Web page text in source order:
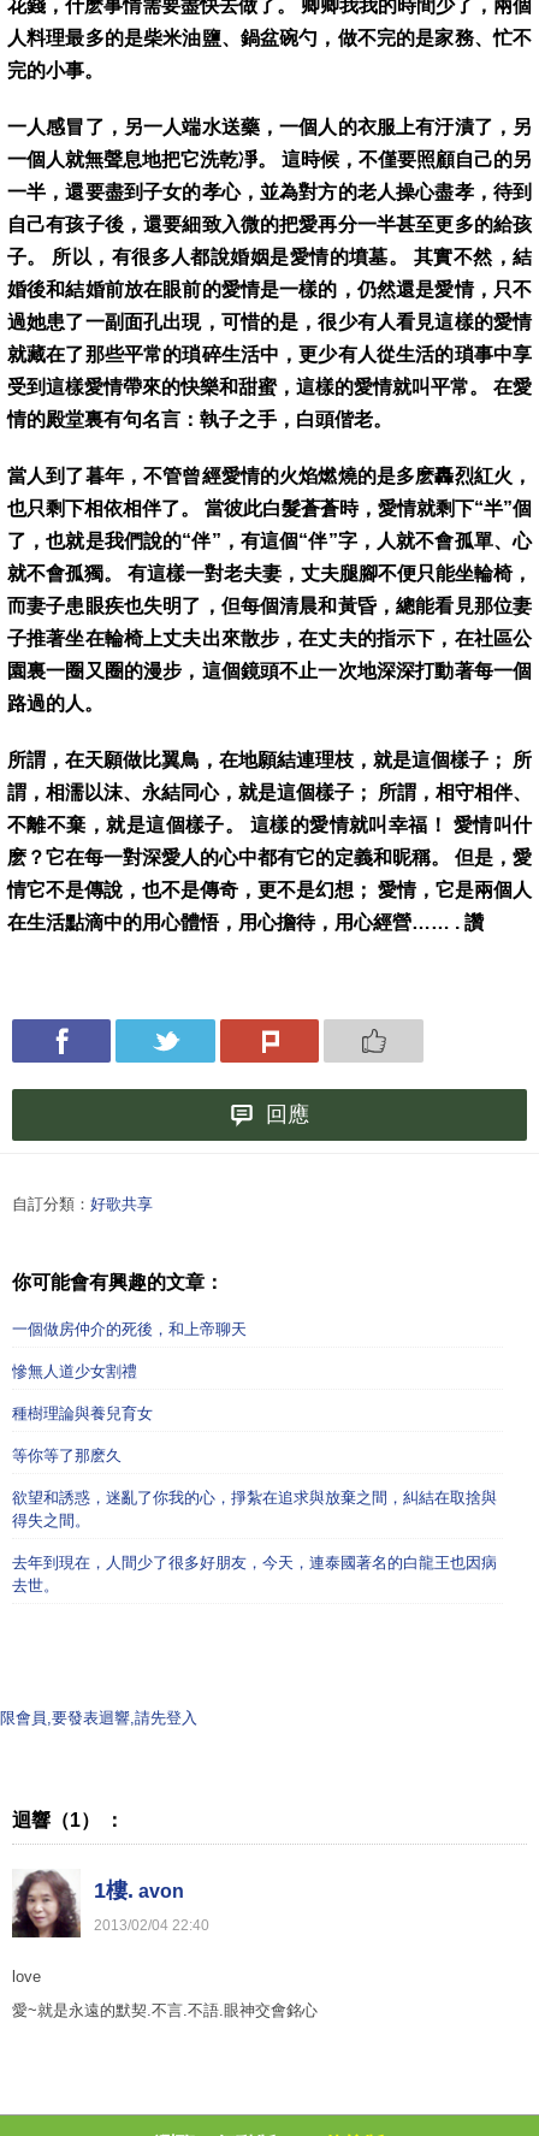
花錢，什麽事情需要盡快去做了。 卿卿我我的時間少了，兩個
人料理最多的是柴米油鹽、鍋盆碗勺，做不完的是家務、忙不
完的小事。
一人感冒了，另一人端水送藥，一個人的衣服上有汙漬了，另
一個人就無聲息地把它洗乾凈。 這時候，不僅要照顧自己的另
一半，還要盡到子女的孝心，並為對方的老人操心盡孝，待到
自己有孩子後，還要細致入微的把愛再分一半甚至更多的給孩
子。 所以，有很多人都說婚姻是愛情的墳墓。 其實不然，結
婚後和結婚前放在眼前的愛情是一樣的，仍然還是愛情，只不
過她患了一副面孔出現，可惜的是，很少有人看見這樣的愛情
就藏在了那些平常的瑣碎生活中，更少有人從生活的瑣事中享
受到這樣愛情帶來的快樂和甜蜜，這樣的愛情就叫平常。 在愛
情的殿堂裏有句名言：執子之手，白頭偕老。
當人到了暮年，不管曾經愛情的火焰燃燒的是多麽轟烈紅火，
也只剩下相依相伴了。 當彼此白髮蒼蒼時，愛情就剩下“半”個
了，也就是我們說的“伴”，有這個“伴”字，人就不會孤單、心
就不會孤獨。 有這樣一對老夫妻，丈夫腿腳不便只能坐輪椅，
而妻子患眼疾也失明了，但每個清晨和黃昏，總能看見那位妻
子推著坐在輪椅上丈夫出來散步，在丈夫的指示下，在社區公
園裏一圈又圈的漫步，這個鏡頭不止一次地深深打動著每一個
路過的人。
所謂，在天願做比翼鳥，在地願結連理枝，就是這個樣子； 所
謂，相濡以沫、永結同心，就是這個樣子； 所謂，相守相伴、
不離不棄，就是這個樣子。 這樣的愛情就叫幸福！ 愛情叫什
麽？它在每一對深愛人的心中都有它的定義和昵稱。 但是，愛
情它不是傳說，也不是傳奇，更不是幻想； 愛情，它是兩個人
在生活點滴中的用心體悟，用心擔待，用心經營…… . 讚
回應
自訂分類： 好歌共享
你可能會有興趣的文章：
一個做房仲介的死後，和上帝聊天
慘無人道少女割禮
種樹理論與養兒育女
等你等了那麽久
欲望和誘惑，迷亂了你我的心，掙紮在追求與放棄之間，糾結在取捨與
得失之間。
去年到現在，人間少了很多好朋友，今天，連泰國著名的白龍王也因病
去世。
限會員,要發表迴響,請先登入
迴響（1） ：
1樓. avon
2013/02/04 22:40
love
愛~就是永遠的默契.不言.不語.眼神交會銘心